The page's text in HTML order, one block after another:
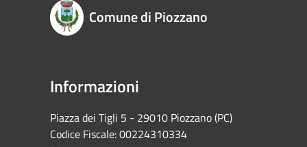
Comune di Piozzano
Informazioni
Piazza dei Tigli 5 - 29010 Piozzano (PC)
Codice Fiscale: 00224310334